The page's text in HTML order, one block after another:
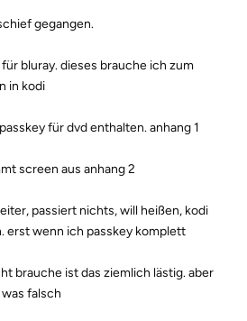
gegangen.
bluray. dieses brauche ich zum
in kodi
für dvd enthalten. anhang 1
screen aus anhang 2
passiert nichts, will heißen, kodi
erst wenn ich passkey komplett
brauche ist das ziemlich lästig. aber
falsch